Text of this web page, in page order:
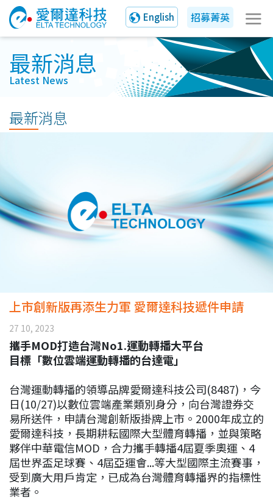
English 招募菁英
最新消息
Latest News
最新消息
上市創新版再添生力軍 愛爾達科技遞件申請
27 10, 2023
攜手MOD打造台灣No1.運動轉播大平台
目標「數位雲端運動轉播的台達電」
台灣運動轉播的領導品牌愛爾達科技公司(8487)，今
日(10/27)以數位雲端產業類別身分，向台灣證券交
易所送件，申請台灣創新版掛牌上市。2000年成立的
愛爾達科技，長期耕耘國際大型體育轉播，並與策略
夥伴中華電信MOD，合力攜手轉播4屆夏季奧運、4
屆世界盃足球賽、4屆亞運會...等大型國際主流賽事，
受到廣大用戶肯定，已成為台灣體育轉播界的指標性
業者。